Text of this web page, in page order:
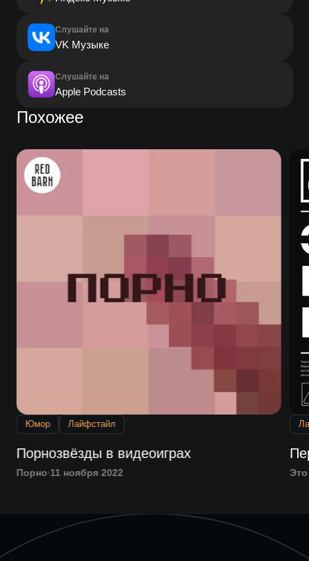
Слушайте на
VK Музыке
Слушайте на
Apple Podcasts
Похожее
Юмор Лайфстайл
Порнозвёзды в видеоиграх
Порно 11 ноября 2022 Это